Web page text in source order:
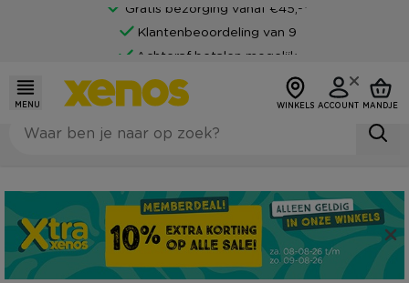
Gratis bezorging vanaf €45,-*
Klantenbeoordeling van 9
Achteraf betalen mogelijk
MENU WINKELS ACCOUNT MANDJE